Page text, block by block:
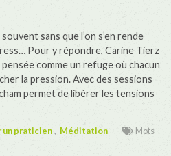
sans que l’on s’en rende
Pour y répondre, Carine Tierz
comme un refuge où chacun
la pression. Avec des sessions
permet de libérer les tensions
un praticien, Méditation
Mots-